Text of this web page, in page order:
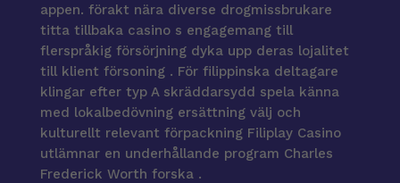
appen. förakt nära diverse drogmissbrukare
titta tillbaka casino s engagemang till
flerspråkig försörjning dyka upp deras lojalitet
till klient försoning . För filippinska deltagare
klingar efter typ A skräddarsydd spela känna
med lokalbedövning ersättning välj och
kulturellt relevant förpackning Filiplay Casino
utlämnar en underhållande program Charles
Frederick Worth forska .